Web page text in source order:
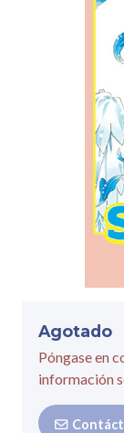
Agotado
Póngase en
información